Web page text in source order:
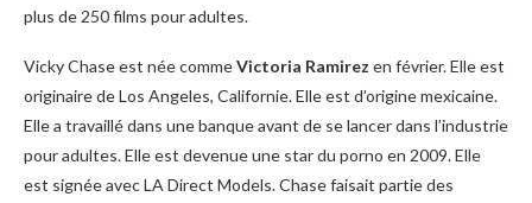
plus de 250 films pour adultes.
Vicky Chase est née commeVictoria Ramirez en février. Elle est
originaire de Los Angeles, Californie. Elle est d’origine mexicaine.
Elle a travaillé dans une banque avant de se lancer dans l’industrie
pour adultes. Elle est devenue une star du porno en 2009. Elle
est signée avec LA Direct Models. Chase faisait partie des